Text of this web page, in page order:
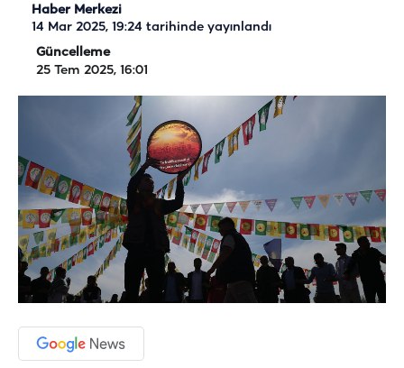
Haber Merkezi
14 Mar 2025, 19:24 tarihinde yayınlandı
Güncelleme
25 Tem 2025, 16:01